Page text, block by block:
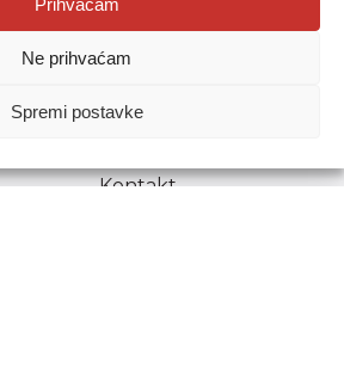
Ne prihvaćam
Spremi postavke
Zagreb
je uz navođenje izvora.
Kontakt